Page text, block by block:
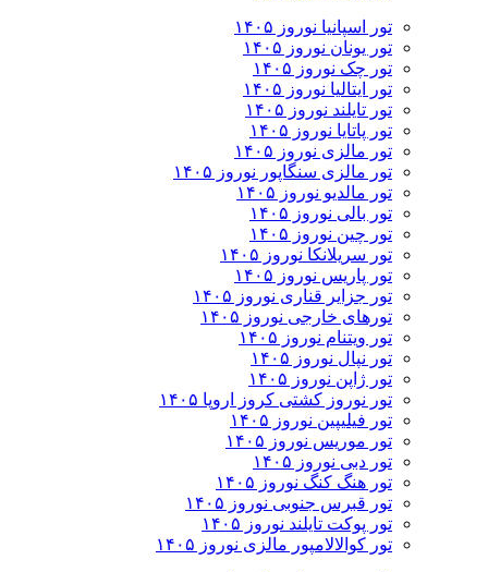
تور اسپانیا نوروز ۱۴۰۵
تور یونان نوروز ۱۴۰۵
تور چک نوروز ۱۴۰۵
تور ایتالیا نوروز ۱۴۰۵
تور تایلند نوروز ۱۴۰۵
تور پاتایا نوروز ۱۴۰۵
تور مالزی نوروز ۱۴۰۵
تور مالزی سنگاپور نوروز ۱۴۰۵
تور مالدیو نوروز ۱۴۰۵
تور بالی نوروز ۱۴۰۵
تور چين نوروز ۱۴۰۵
تور سریلانکا نوروز ۱۴۰۵
تور پاریس نوروز ۱۴۰۵
تور جزایر قناری نوروز ۱۴۰۵
تورهای خارجی نوروز ۱۴۰۵
تور ویتنام نوروز ۱۴۰۵
تور نپال نوروز ۱۴۰۵
تور ژاپن نوروز ۱۴۰۵
تور نوروز کشتی کروز اروپا ۱۴۰۵
تور فیلیپین نوروز ۱۴۰۵
تور موریس نوروز ۱۴۰۵
تور دبی نوروز ۱۴۰۵
تور هنگ کنگ نوروز ۱۴۰۵
تور قبرس جنوبی نوروز ۱۴۰۵
تور پوکت تایلند نوروز ۱۴۰۵
تور کوالالامپور مالزی نوروز ۱۴۰۵